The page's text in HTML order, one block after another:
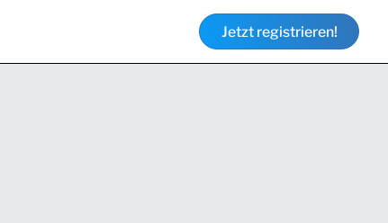
Jetzt registrieren!